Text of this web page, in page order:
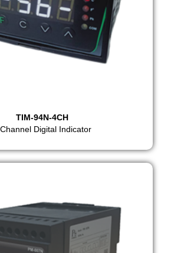
TIM-94N-4CH
Digital Indicator